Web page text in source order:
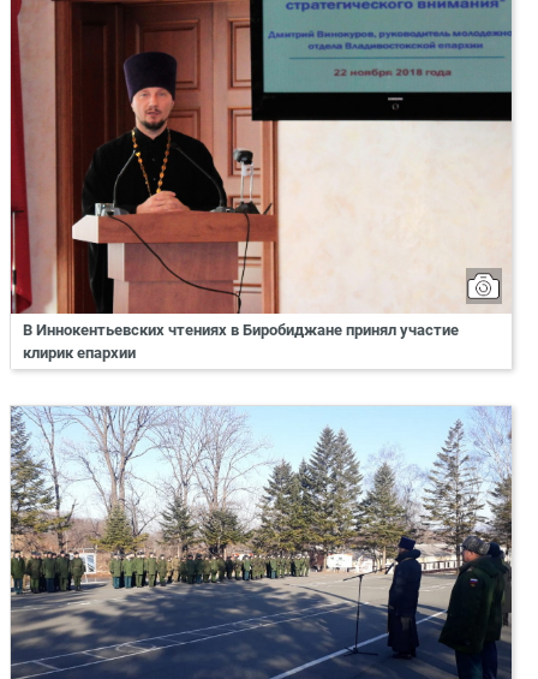
В Иннокентьевских чтениях в Биробиджане принял участие
клирик епархии